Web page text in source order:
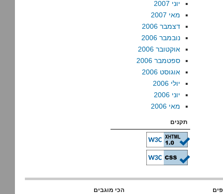
יוני 2007
מאי 2007
דצמבר 2006
נובמבר 2006
אוקטובר 2006
ספטמבר 2006
אוגוסט 2006
יולי 2006
יוני 2006
מאי 2006
תקנים
הכי מוגבים